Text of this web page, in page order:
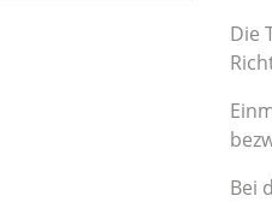
Die
Bei